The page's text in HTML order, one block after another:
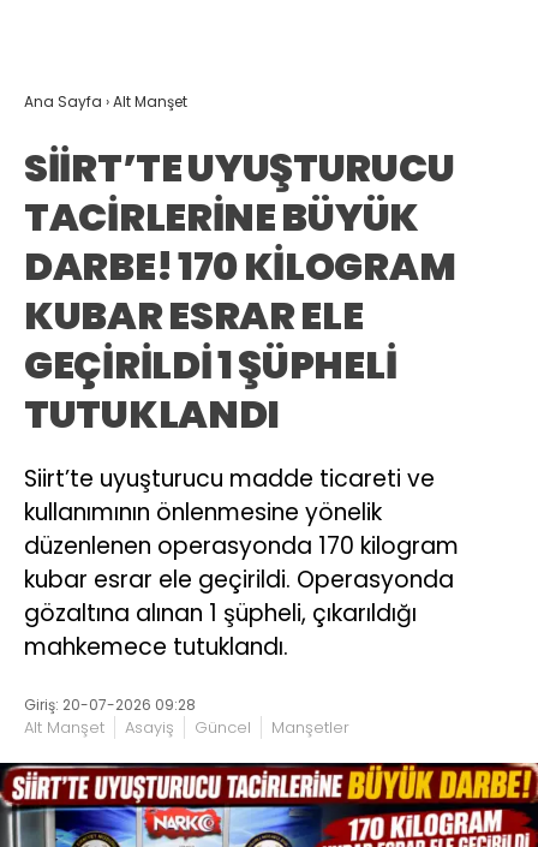
Ana Sayfa ›Alt Manşet
SİİRT’TE UYUŞTURUCU
TACİRLERİNE BÜYÜK
DARBE! 170 KİLOGRAM
KUBAR ESRAR ELE
GEÇİRİLDİ 1 ŞÜPHELİ
TUTUKLANDI
Siirt’te uyuşturucu madde ticareti ve
kullanımının önlenmesine yönelik
düzenlenen operasyonda 170 kilogram
kubar esrar ele geçirildi. Operasyonda
gözaltına alınan 1 şüpheli, çıkarıldığı
mahkemece tutuklandı.
Giriş: 20-07-2026 09:28
Alt Manşet Asayiş Güncel Manşetler